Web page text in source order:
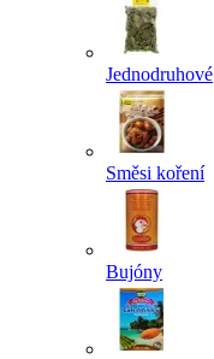
Jednodruhové
Směsi koření
Bujóny